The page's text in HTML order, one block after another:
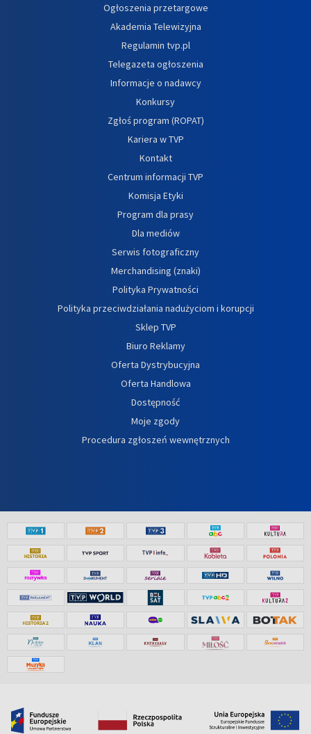
Ogłoszenia przetargowe
Akademia Telewizyjna
Regulamin tvp.pl
Telegazeta ogłoszenia
Informacje o nadawcy
Konkursy
Zgłoś program (ROPAT)
Kariera w TVP
Kontakt
Centrum informacji TVP
Komisja Etyki
Program dla prasy
Dla mediów
Serwis fotograficzny
Merchandising (znaki)
Polityka Prywatności
Polityka przeciwdziałania nadużyciom i korupcji
Sklep TVP
Biuro Reklamy
Oferta Dystrybucyjna
Oferta Handlowa
Dostępność
Moje zgody
Procedura zgłoszeń wewnętrznych